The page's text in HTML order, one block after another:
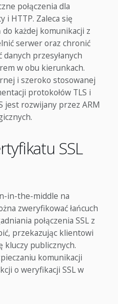
połączenia dla
i HTTP. Zaleca się
każdej komunikacji z
serwer oraz chronić
przesyłanych
w obu kierunkach.
i szeroko stosowanej
protokołów TLS i
jest rozwijany przez ARM
SSL
in-the-middle na
zweryfikować łańcuch
połączenia SSL z
przekazując klientowi
kluczy publicznych.
komunikacji
o weryfikacji SSL w